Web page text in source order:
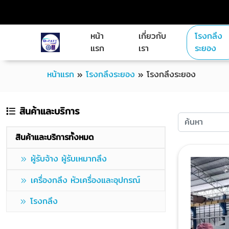
หน้า
แรก
เกี่ยวกับ
เรา
โรงกลึง
ระยอง
หน้าแรก » โรงกลึงระยอง » โรงกลึงระยอง
สินค้าและบริการ
สินค้าและบริการทั้งหมด
ผู้รับจ้าง ผู้รับเหมากลึง
เครื่องกลึง หัวเครื่องและอุปกรณ์
โรงกลึง